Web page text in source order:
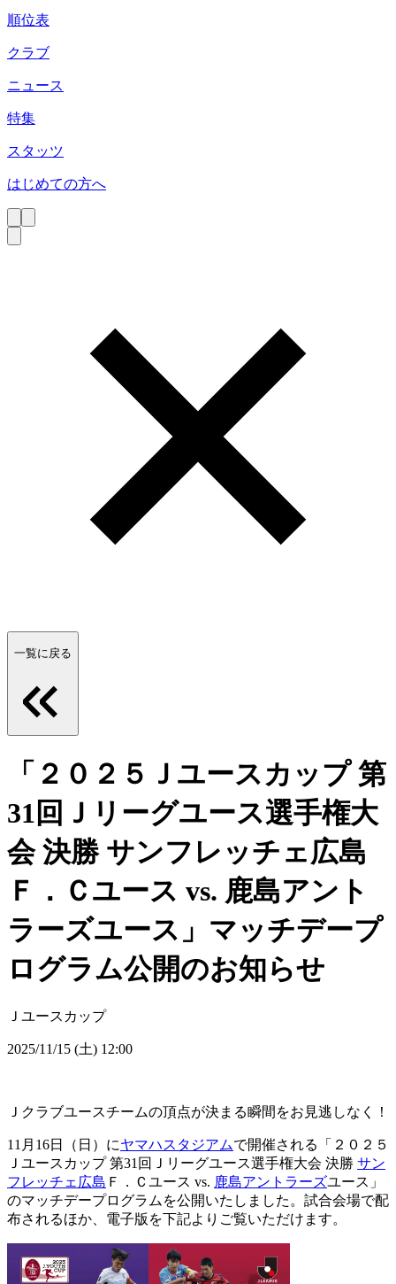
順位表
クラブ
ニュース
特集
スタッツ
はじめての方へ
一覧に戻る
「２０２５Ｊユースカップ 第
31回Ｊリーグユース選手権大
会 決勝 サンフレッチェ広島
Ｆ．Ｃユース vs. 鹿島アント
ラーズユース」マッチデープ
ログラム公開のお知らせ
Ｊユースカップ
2025/11/15 (土) 12:00
Ｊクラブユースチームの頂点が決まる瞬間をお⾒逃しなく！
11月16日（日）にヤマハスタジアムで開催される「２０２５
Ｊユースカップ 第31回Ｊリーグユース選手権大会 決勝 サン
フレッチェ広島 Ｆ．Ｃユース vs. 鹿島アントラーズユース」
のマッチデープログラムを公開いたしました。試合会場で配
布されるほか、電子版を下記よりご覧いただけます。